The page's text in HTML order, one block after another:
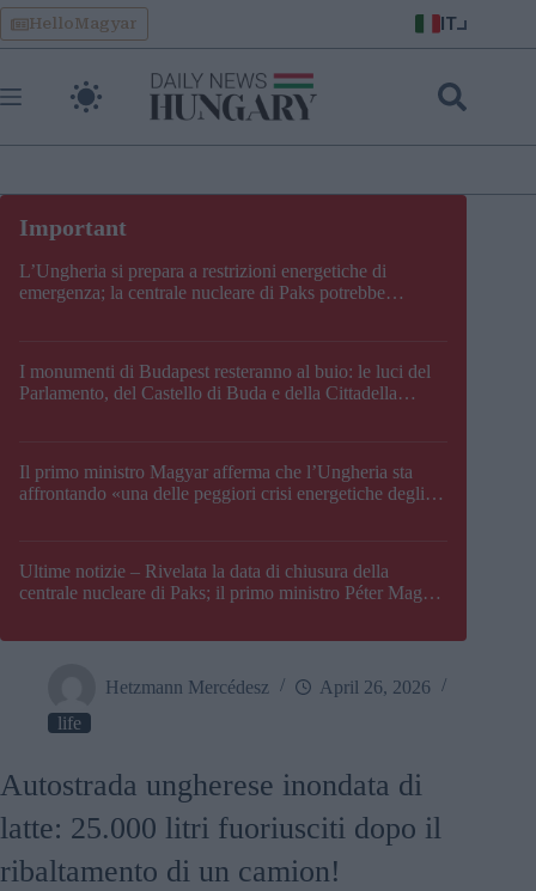
Skip
to
content
HelloMagyar IT
L’Ungheria si prepara a restrizioni energetiche di
emergenza; la centrale nucleare di Paks potrebbe
I monumenti di Budapest resteranno al buio: le luci del
Parlamento, del Castello di Buda e della Cittadella
Il primo ministro Magyar afferma che l’Ungheria sta
affrontando «una delle peggiori crisi energetiche degli
Ultime notizie – Rivelata la data di chiusura della
centrale nucleare di Paks; il primo ministro Péter Magyar
Hetzmann Mercédesz
April 26, 2026
life
Autostrada ungherese inondata di
latte: 25.000 litri fuoriusciti dopo il
ribaltamento di un camion!